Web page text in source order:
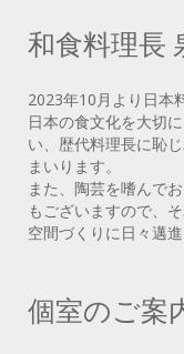
和食料理長
2023年10月より日本
日本の食文化を大切
い、歴代料理長に恥
まいります。
また、陶芸を嗜んで
もございますので、
空間づくりに日々邁進
個室のご案